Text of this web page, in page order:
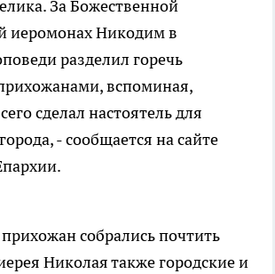
За Божественной
иеромонах Никодим в
разделил горечь
вспоминая,
сделал настоятель для
- сообщается на сайте
собрались почтить
Николая также городские и